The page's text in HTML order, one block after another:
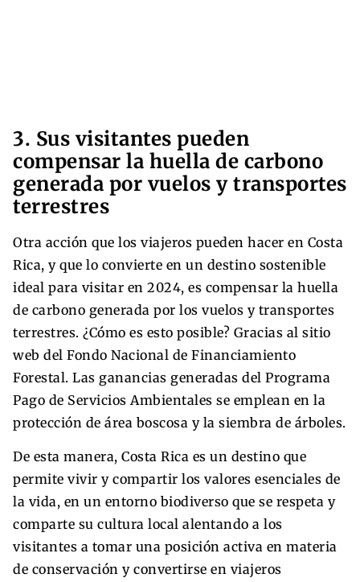
3. Sus visitantes pueden
compensar la huella de carbono
generada por vuelos y transportes
terrestres
Otra acción que los viajeros pueden hacer en Costa
Rica, y que lo convierte en un destino sostenible
ideal para visitar en 2024, es compensar la huella
de carbono generada por los vuelos y transportes
terrestres. ¿Cómo es esto posible? Gracias al sitio
web del Fondo Nacional de Financiamiento
Forestal. Las ganancias generadas del Programa
Pago de Servicios Ambientales se emplean en la
protección de área boscosa y la siembra de árboles.
De esta manera, Costa Rica es un destino que
permite vivir y compartir los valores esenciales de
la vida, en un entorno biodiverso que se respeta y
comparte su cultura local alentando a los
visitantes a tomar una posición activa en materia
de conservación y convertirse en viajeros